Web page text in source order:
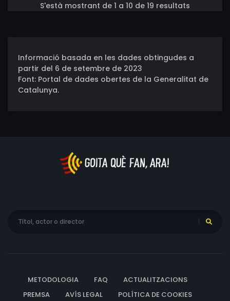
S'està mostrant de 1 a 10 de 19 resultats
Informació basada en les dades obtingudes a
partir del 6 de setembre de 2023
Font: Portal de dades obertes de la Generalitat de
Catalunya.
METODOLOGIA FAQ
ACTUALITZACIONS
PREMSA
AVÍS LEGAL POLÍTICA DE COOKIES